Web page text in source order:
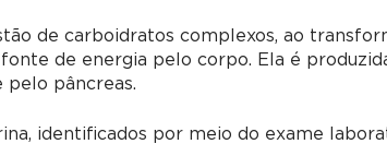
de carboidratos complexos, ao
de energia pelo corpo. Ela é
pelo pâncreas.
identificados por meio do exame